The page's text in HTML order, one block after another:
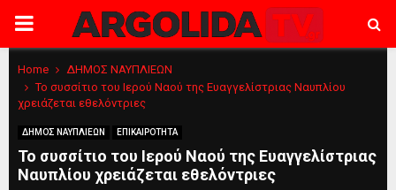
PRIMARY
MENU
Home
ΔΗΜΟΣ ΝΑΥΠΛΙΕΩΝ
Το συσσίτιο του Ιερού Ναού της Ευαγγελίστριας Ναυπλίου
χρειάζεται εθελόντριες
ΔΗΜΟΣ ΝΑΥΠΛΙΕΩΝ ΕΠΙΚΑΙΡΟΤΗΤΑ
Το συσσίτιο του Ιερού Ναού της Ευαγγελίστριας
Ναυπλίου χρειάζεται εθελόντριες